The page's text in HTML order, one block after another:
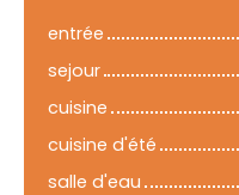
entrée
sejour
cuisine
cuisine d'été
salle d'eau